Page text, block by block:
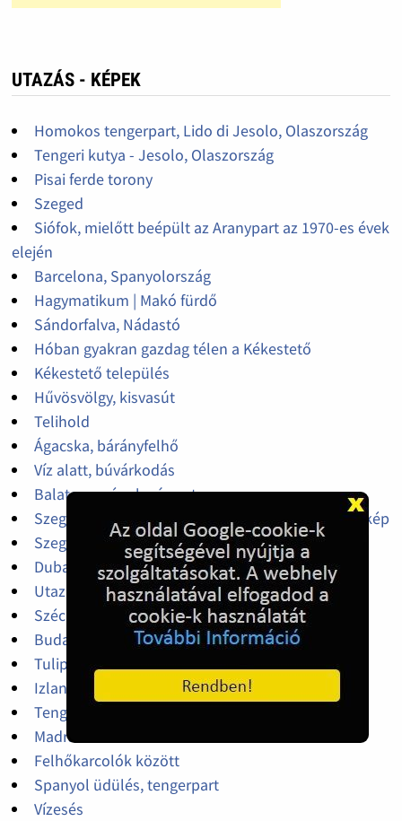
UTAZÁS - KÉPEK
Homokos tengerpart, Lido di Jesolo, Olaszország
Tengeri kutya - Jesolo, Olaszország
Pisai ferde torony
Szeged
Siófok, mielőtt beépült az Aranypart az 1970-es évek
elején
Barcelona, Spanyolország
Hagymatikum | Makó fürdő
Sándorfalva, Nádastó
Hóban gyakran gazdag télen a Kékestető
Kékestető település
Hűvösvölgy, kisvasút
Telihold
Ágacska, bárányfelhő
Víz alatt, búvárkodás
Balaton, csónak, vízpart
Szeged, Dóm tér, Szabadtéri Játékok színpadi látkép
Szeged, Szent István tér, Öreghölgy víztorony
Dubai pillanatok
Utazás repülővel
Széchenyi gyógyfürdő, Budapest
Budapest, főváros, parlament
Tulipán ültetvény Hollandiában
Izlandon ilyen egy kápolna
Tengeri szoros, hajó tranzit
Madrid
Felhőkarcolók között
Spanyol üdülés, tengerpart
Vízesés